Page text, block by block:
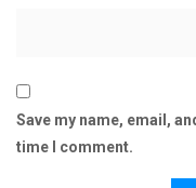
Save my name, email,
time I comment.